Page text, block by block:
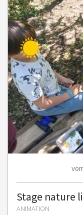
Stage nature
ANIMATION